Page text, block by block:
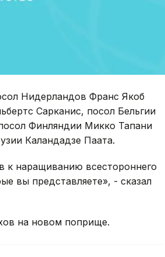
Нидерландов Франс Якоб
Сарканис, посол Бельгии
Финляндии Микко Тапани
Каландадзе Паата.
к наращиванию всестороннего
вы представляете», - сказал
на новом поприще.